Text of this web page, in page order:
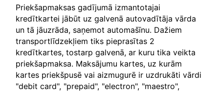
Priekšapmaksas gadījumā izmantotajai
kredītkartei jābūt uz galvenā autovadītāja vārda
un tā jāuzrāda, saņemot automašīnu. Dažiem
transportlīdzekļiem tiks pieprasītas 2
kredītkartes, tostarp galvenā, ar kuru tika veikta
priekšapmaksa. Maksājumu kartes, uz kurām
kartes priekšpusē vai aizmugurē ir uzdrukāti vārdi
"debit card", "prepaid", "electron", "maestro",